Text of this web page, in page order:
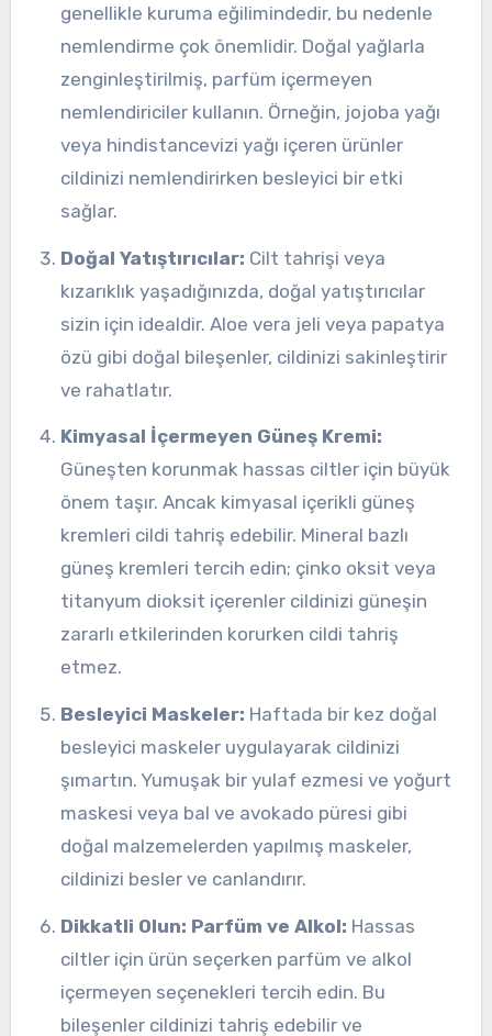
genellikle kuruma eğilimindedir, bu nedenle
nemlendirme çok önemlidir. Doğal yağlarla
zenginleştirilmiş, parfüm içermeyen
nemlendiriciler kullanın. Örneğin, jojoba yağı
veya hindistancevizi yağı içeren ürünler
cildinizi nemlendirirken besleyici bir etki
sağlar.
Doğal Yatıştırıcılar: Cilt tahrişi veya
kızarıklık yaşadığınızda, doğal yatıştırıcılar
sizin için idealdir. Aloe vera jeli veya papatya
özü gibi doğal bileşenler, cildinizi sakinleştirir
ve rahatlatır.
Kimyasal İçermeyen Güneş Kremi:
Güneşten korunmak hassas ciltler için büyük
önem taşır. Ancak kimyasal içerikli güneş
kremleri cildi tahriş edebilir. Mineral bazlı
güneş kremleri tercih edin; çinko oksit veya
titanyum dioksit içerenler cildinizi güneşin
zararlı etkilerinden korurken cildi tahriş
etmez.
Besleyici Maskeler: Haftada bir kez doğal
besleyici maskeler uygulayarak cildinizi
şımartın. Yumuşak bir yulaf ezmesi ve yoğurt
maskesi veya bal ve avokado püresi gibi
doğal malzemelerden yapılmış maskeler,
cildinizi besler ve canlandırır.
Dikkatli Olun: Parfüm ve Alkol: Hassas
ciltler için ürün seçerken parfüm ve alkol
içermeyen seçenekleri tercih edin. Bu
bileşenler cildinizi tahriş edebilir ve